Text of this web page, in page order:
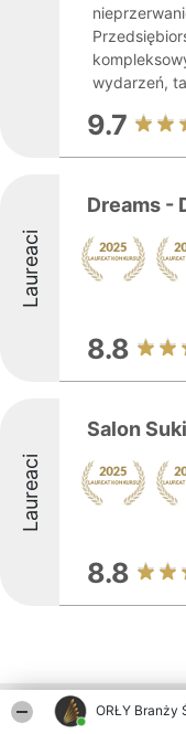
ORŁY Branży
wydarzeń,
9.7
Laureaci
Dreams -
8.8
Laureaci
Salon
8.8
Inne firmy